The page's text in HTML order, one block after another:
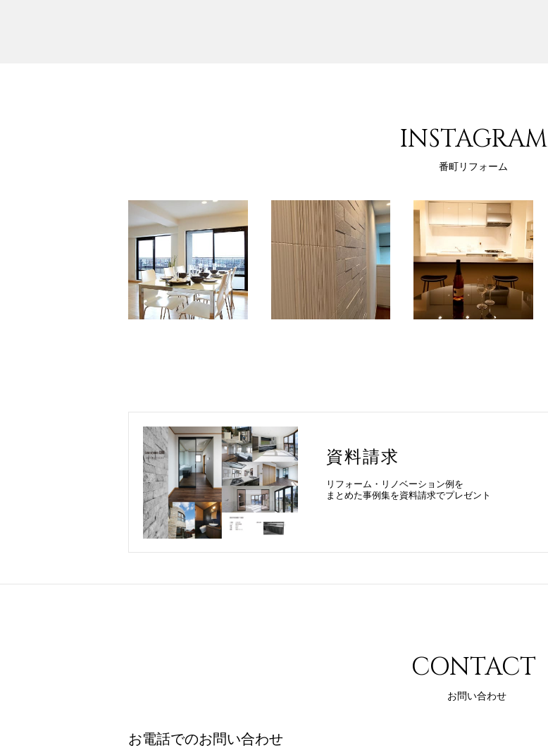
INSTAGRAM
番町リフォーム
資料請求
リフォーム・リノベーション例を
まとめた事例集を資料請求でプレゼント
CONTACT
お問い合わせ
お電話でのお問い合わせ